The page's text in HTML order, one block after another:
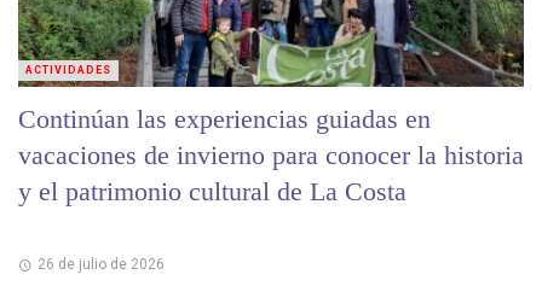
Continúan las experiencias guiadas en
vacaciones de invierno para conocer la historia
y el patrimonio cultural de La Costa
26 de julio de 2026
ACTIVIDADES